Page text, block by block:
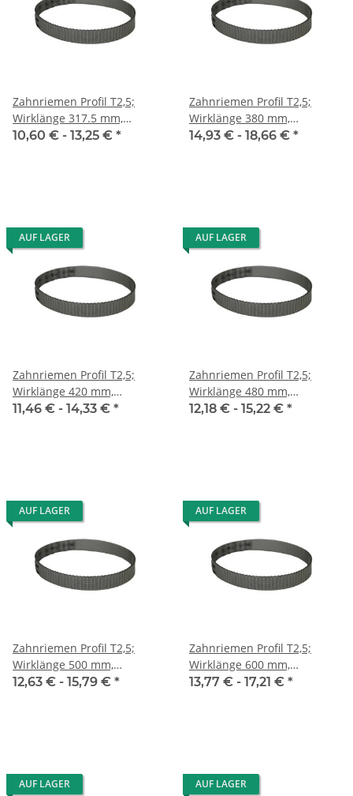
Zahnriemen Profil T2,5;
Wirklänge 317.5 mm,
Riemenbreite 10 mm
10,60 € - 13,25 € *
Zahnriemen Profil T2,5;
Wirklänge 380 mm,
Riemenbreite 10 mm
14,93 € - 18,66 € *
AUF LAGER
Zahnriemen Profil T2,5;
Wirklänge 420 mm,
Riemenbreite 10 mm
11,46 € - 14,33 € *
AUF LAGER
Zahnriemen Profil T2,5;
Wirklänge 480 mm,
Riemenbreite 10 mm
12,18 € - 15,22 € *
AUF LAGER
Zahnriemen Profil T2,5;
Wirklänge 500 mm,
Riemenbreite 10 mm
12,63 € - 15,79 € *
AUF LAGER
Zahnriemen Profil T2,5;
Wirklänge 600 mm,
Riemenbreite 10 mm
13,77 € - 17,21 € *
AUF LAGER AUF LAGER